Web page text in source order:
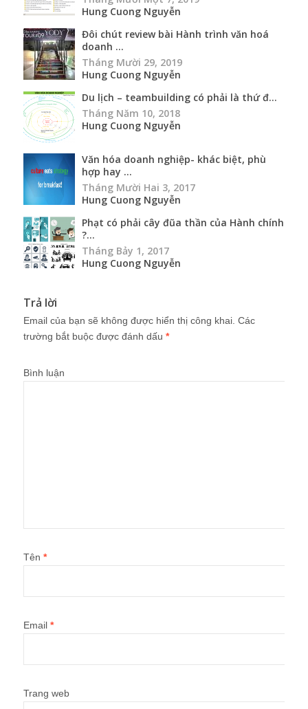
Hung Cuong Nguyễn
Đôi chút review bài Hành trình văn hoá
doanh ...
Tháng Mười 29, 2019
Hung Cuong Nguyễn
Du lịch – teambuilding có phải là thứ đ...
Tháng Năm 10, 2018
Hung Cuong Nguyễn
Văn hóa doanh nghiệp- khác biệt, phù
hợp hay ...
Tháng Mười Hai 3, 2017
Hung Cuong Nguyễn
Phạt có phải cây đũa thần của Hành chính
?...
Tháng Bảy 1, 2017
Hung Cuong Nguyễn
Trả lời
Email của bạn sẽ không được hiển thị công khai. Các
trường bắt buộc được đánh dấu *
Bình luận
Tên *
Email *
Trang web